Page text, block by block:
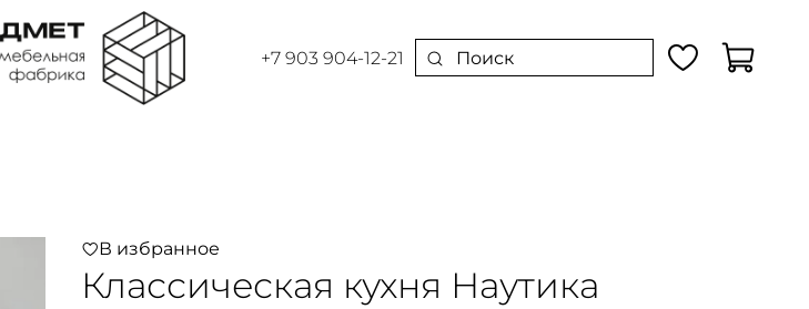
+7 903 904-12-21
В избранное
Классическая кухня Наутика